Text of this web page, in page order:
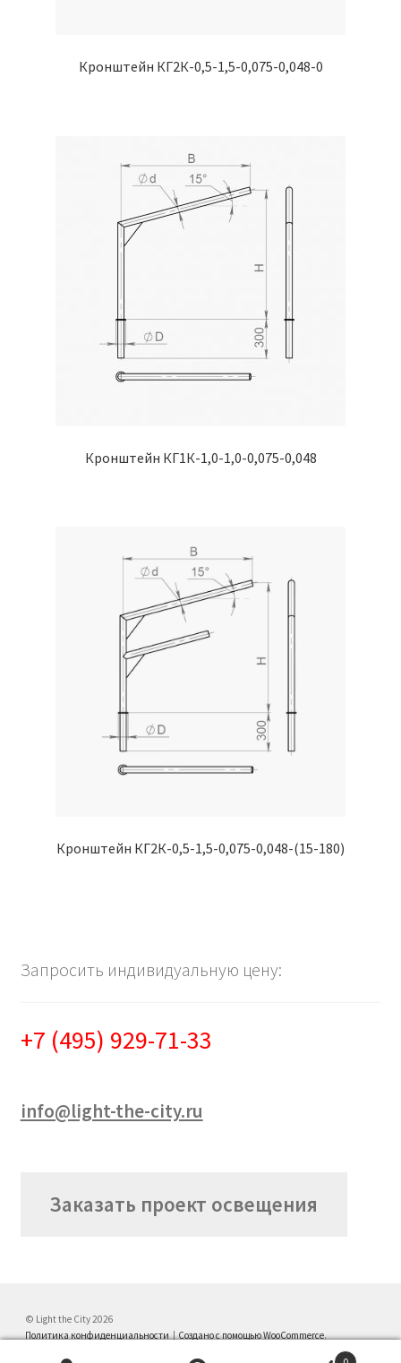
Кронштейн КГ2К-0,5-1,5-0,075-0,048-0
Кронштейн КГ1К-1,0-1,0-0,075-0,048
Кронштейн КГ2К-0,5-1,5-0,075-0,048-(15-180)
Запросить индивидуальную цену:
+7 (495) 929-71-33
info@light-the-city.ru
Заказать проект освещения
© Light the City 2026
Политика конфиденциальности
Создано с помощью WooCommerce.